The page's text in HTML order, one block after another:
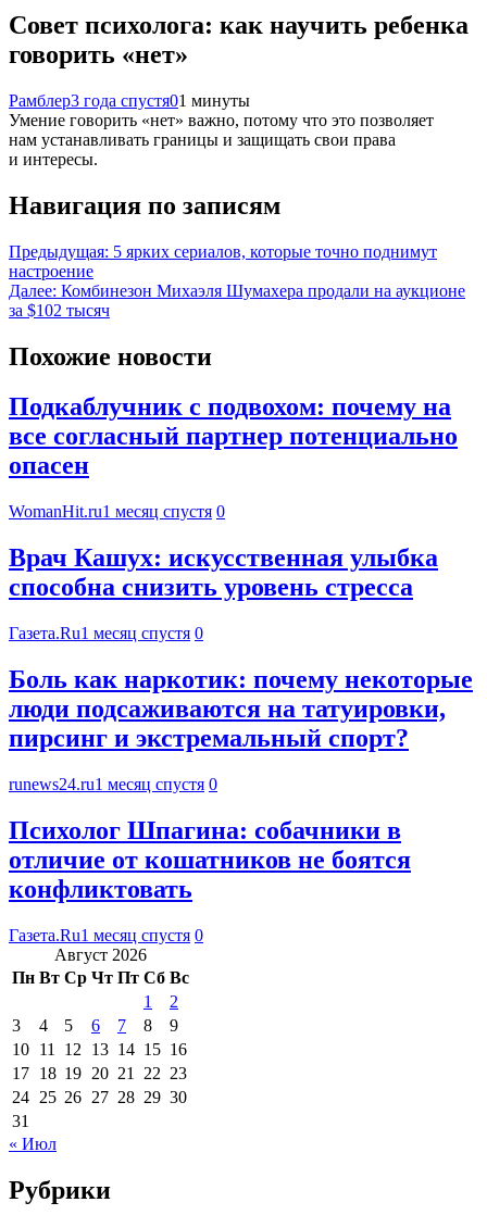
Совет психолога: как научить ребенка
говорить «нет»
Рамблер3 года спустя01 минуты
Умение говорить «нет» важно, потому что это позволяет
нам устанавливать границы и защищать свои права
и интересы.
Навигация по записям
Предыдущая: 5 ярких сериалов, которые точно поднимут
настроение
Далее: Комбинезон Михаэля Шумахера продали на аукционе
за $102 тысяч
Похожие новости
Подкаблучник с подвохом: почему на
все согласный партнер потенциально
опасен
WomanHit.ru1 месяц спустя 0
Врач Кашух: искусственная улыбка
способна снизить уровень стресса
Газета.Ru1 месяц спустя 0
Боль как наркотик: почему некоторые
люди подсаживаются на татуировки,
пирсинг и экстремальный спорт?
runews24.ru1 месяц спустя 0
Психолог Шпагина: собачники в
отличие от кошатников не боятся
конфликтовать
Газета.Ru1 месяц спустя 0
Август 2026
Пн Вт Ср Чт Пт Сб Вс
1
2
3
4 5 6 7 8
9
10 11 12 13 14 15 16
17 18 19 20 21 22 23
24 25 26 27 28 29 30
31
« Июл
Рубрики